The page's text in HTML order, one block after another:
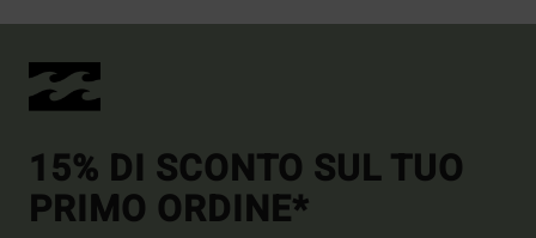
15% DI SCONTO SUL TUO
PRIMO ORDINE*